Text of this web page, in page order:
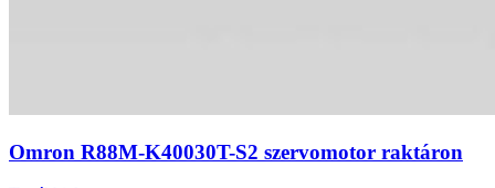
Omron R88M-K40030T-S2 szervomotor raktáron